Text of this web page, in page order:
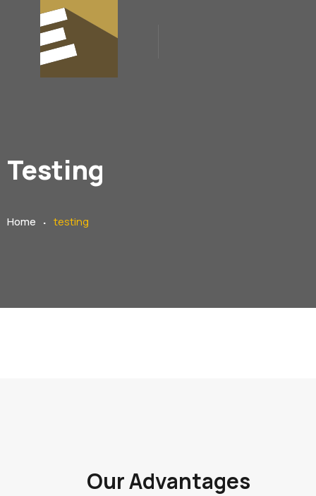
Testing
Home . testing
Our Advantages